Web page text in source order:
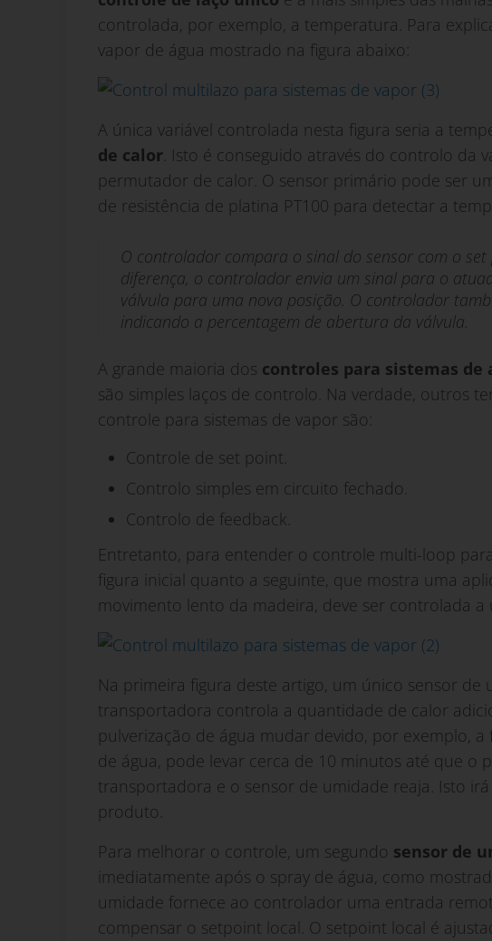
controlada, por exemplo, a temperatura. Para
vapor de água mostrado na figura abaixo:
A única variável controlada nesta figura seria a
de calor. Isto é conseguido através do controlo da
permutador de calor. O sensor primário pode ser
de resistência de platina PT100 para detectar a
O controlador compara o sinal do sensor com o
diferença, o controlador envia um sinal para o
válvula para uma nova posição. O controlador
indicando a percentagem de abertura da válvula.
A grande maioria dos controles para sistemas
são simples laços de controlo. Na verdade, outros
controle para sistemas de vapor são:
Controle de set point.
Controlo simples em circuito fechado.
Controlo de feedback.
Entretanto, para entender o controle multi-loop
figura inicial quanto a seguinte, que mostra uma
movimento lento da madeira, deve ser controlada
Na primeira figura deste artigo, um único sensor de
transportadora controla a quantidade de calor
pulverização de água mudar devido, por exemplo,
de água, pode levar cerca de 10 minutos até que o
transportadora e o sensor de umidade reaja. Isto
produto.
Para melhorar o controle, um segundo sensor de
imediatamente após o spray de água, como
umidade fornece ao controlador uma entrada
compensar o setpoint local. O setpoint local é